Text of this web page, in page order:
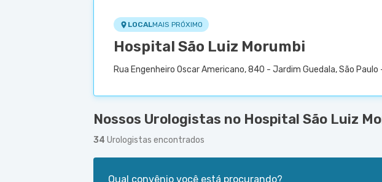
LOCALMAIS PRÓXIMO
Hospital São Luiz Morumbi
Rua Engenheiro Oscar Americano, 840 - Jardim Guedala, São Paulo
Nossos Urologistas no Hospital São Luiz
34 Urologistas encontrados
Qual convênio você está procurando?